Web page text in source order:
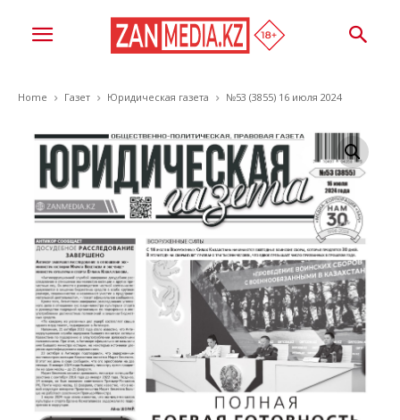
Home Газет Юридическая газета №53 (3855) 16 июля 2024